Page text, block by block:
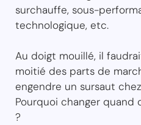
surchauffe, sous-
technologique, etc.
Au doigt mouillé, il
moitié des parts de
engendre un sursaut
Pourquoi changer quand
?